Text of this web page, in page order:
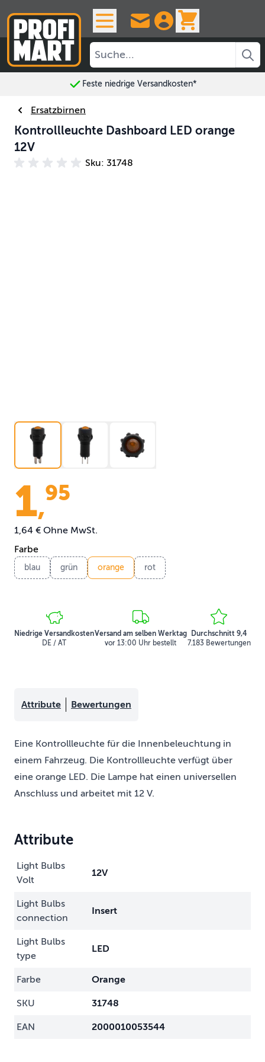
Feste niedrige Versandkosten*
Ersatzbirnen
Kontrollleuchte Dashboard LED orange
12V
Sku: 31748
1,95
1,64 € Ohne MwSt.
Farbe
blau grün orange rot
Niedrige Versandkosten
DE / AT
Versand am selben Werktag
vor 13:00 Uhr bestellt
Durchschnitt 9,4
7.183 Bewertungen
Attribute Bewertungen
Eine Kontrollleuchte für die Innenbeleuchtung in
einem Fahrzeug. Die Kontrollleuchte verfügt über
eine orange LED. Die Lampe hat einen universellen
Anschluss und arbeitet mit 12 V.
Attribute
Light Bulbs
Volt
12V
Light Bulbs
connection
Insert
Light Bulbs
type
LED
Farbe Orange
SKU 31748
EAN 2000010053544